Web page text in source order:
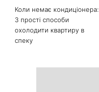
Коли немає кондиціонера:
3 прості способи
охолодити квартиру в
спеку